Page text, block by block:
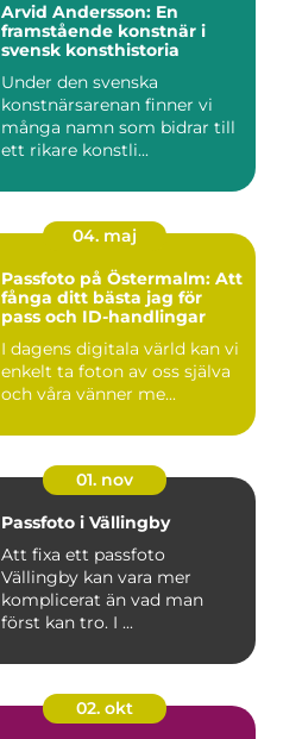
Arvid Andersson: En
framstående konstnär i
svensk konsthistoria
Under den svenska
konstnärsarenan finner vi
många namn som bidrar till
ett rikare konstli...
04. maj
Passfoto på Östermalm: Att
fånga ditt bästa jag för
pass och ID-handlingar
I dagens digitala värld kan vi
enkelt ta foton av oss själva
och våra vänner me...
01. nov
Passfoto i Vällingby
Att fixa ett passfoto
Vällingby kan vara mer
komplicerat än vad man
först kan tro. I ...
02. okt